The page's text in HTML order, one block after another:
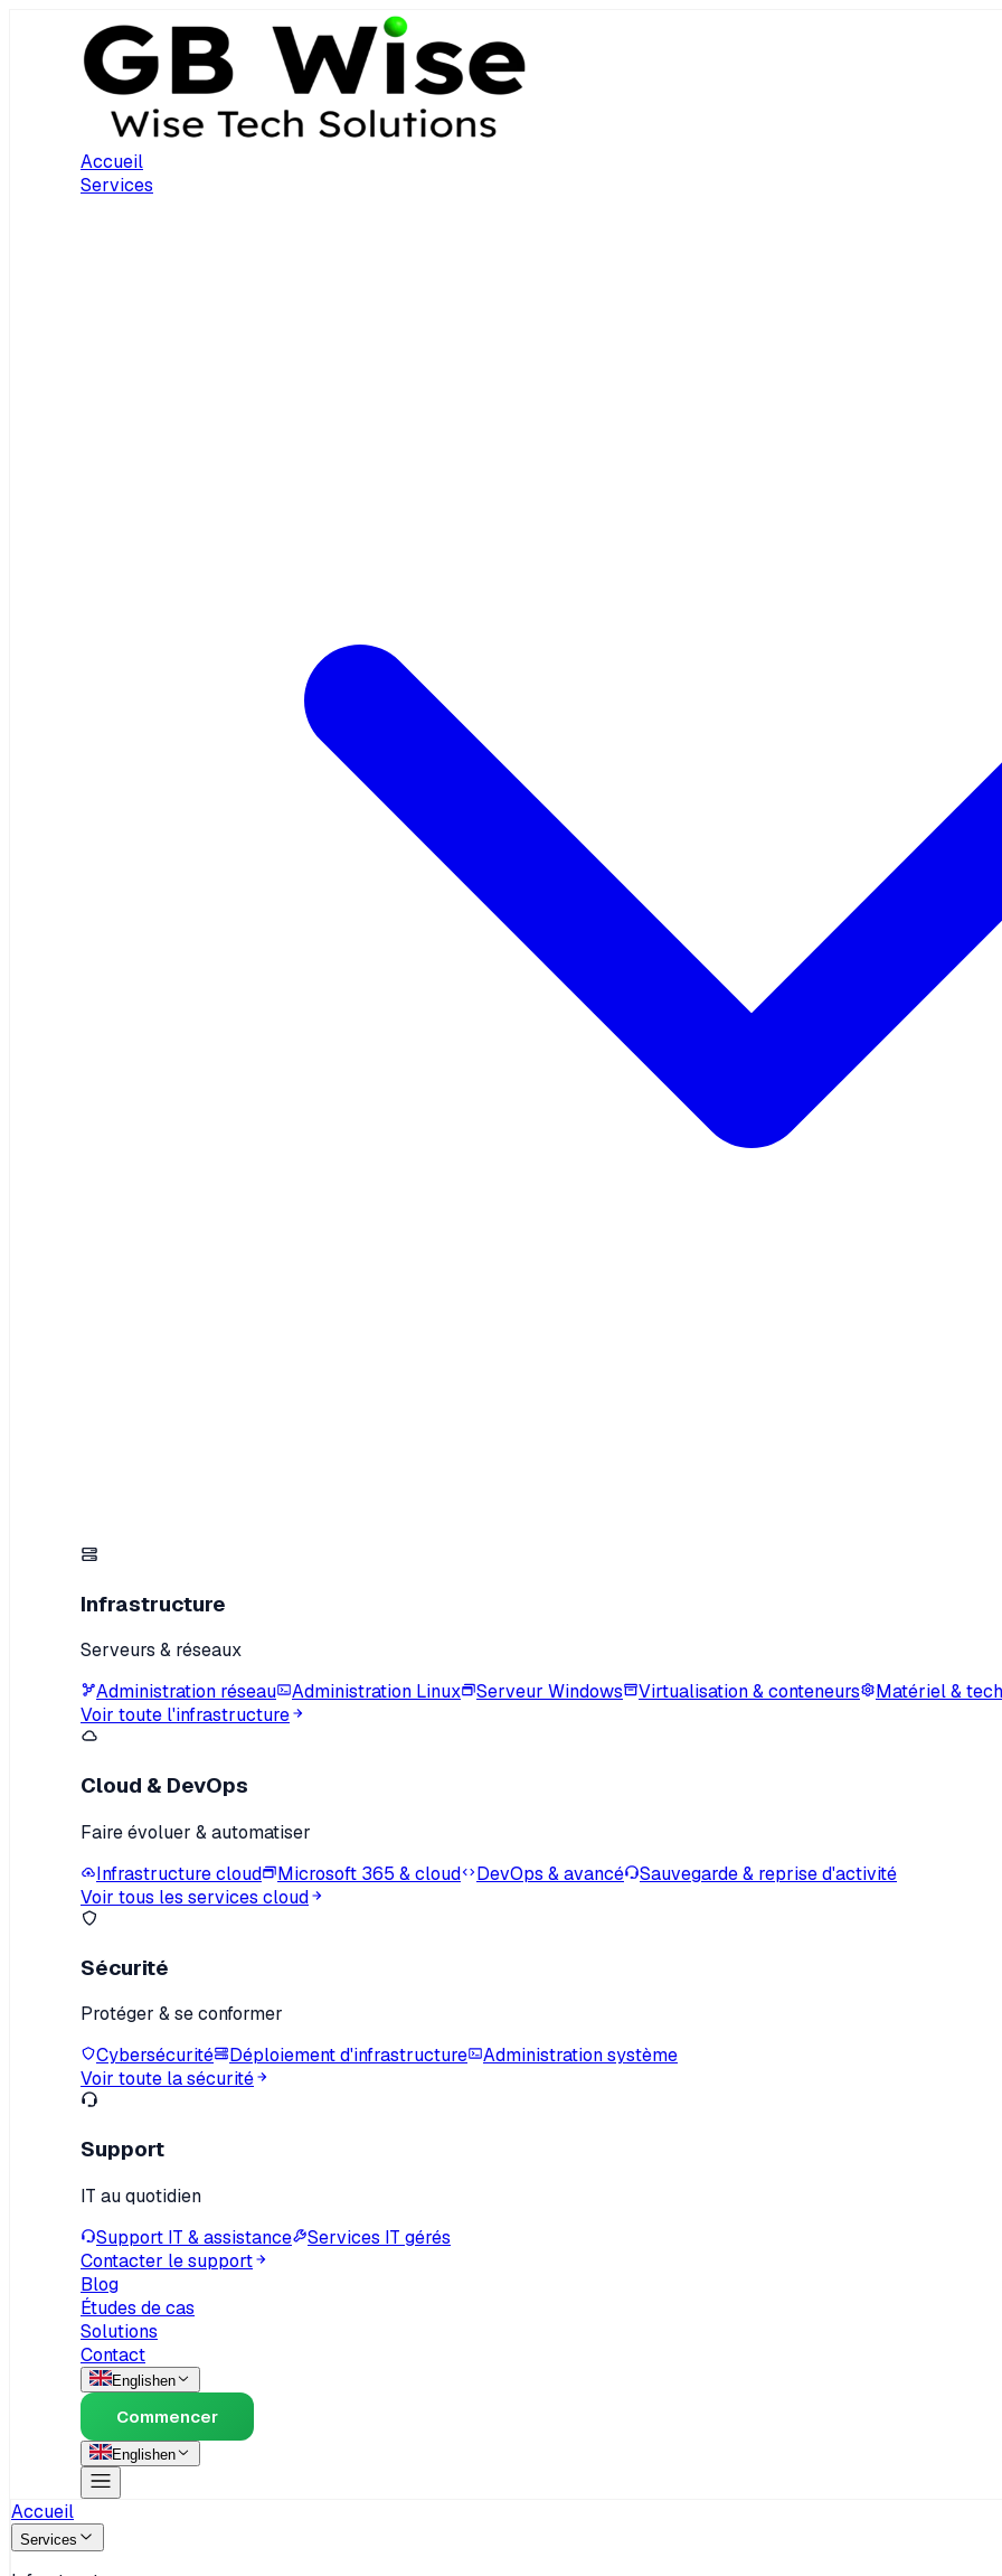
Accueil
Services
Infrastructure
Serveurs & réseaux
Administration réseau
Administration Linux Serveur Windows Virtualisation & conteneurs
Matériel &
Voir toute l'infrastructure
Cloud & DevOps
Faire évoluer & automatiser
Infrastructure cloud
Microsoft 365 & cloud DevOps & avancé
Sauvegarde & reprise d'activité
Voir tous les services cloud
Sécurité
Protéger & se conformer
Cybersécurité
Déploiement d'infrastructure
Administration système
Voir toute la sécurité
Support
IT au quotidien
Support IT & assistance
Services IT gérés
Contacter le support
Blog
Études de cas
Solutions
Contact
Englishen
Commencer
Englishen
Accueil
Services